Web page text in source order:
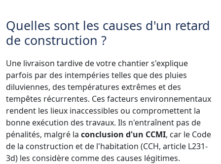
Quelles sont les causes d'un retard
de construction ?
Une livraison tardive de votre chantier s'explique
parfois par des intempéries telles que des pluies
diluviennes, des températures extrêmes et des
tempêtes récurrentes. Ces facteurs environnementaux
rendent les lieux inaccessibles ou compromettent la
bonne exécution des travaux. Ils n'entraînent pas de
pénalités, malgré la conclusion d'un CCMI, car le Code
de la construction et de l'habitation (CCH, article L231-
3d) les considère comme des causes légitimes.